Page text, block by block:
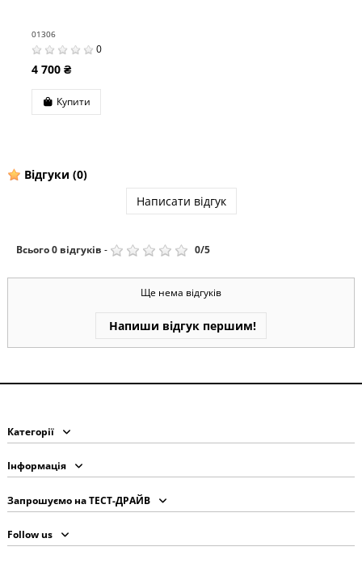
Відгуки (0)
Написати відгук
Всього0 відгуків - 0/5
Ще нема відгуків
Напиши відгук першим!
Категорії
Інформація
Запрошуємо на ТЕСТ-ДРАЙВ
Follow us